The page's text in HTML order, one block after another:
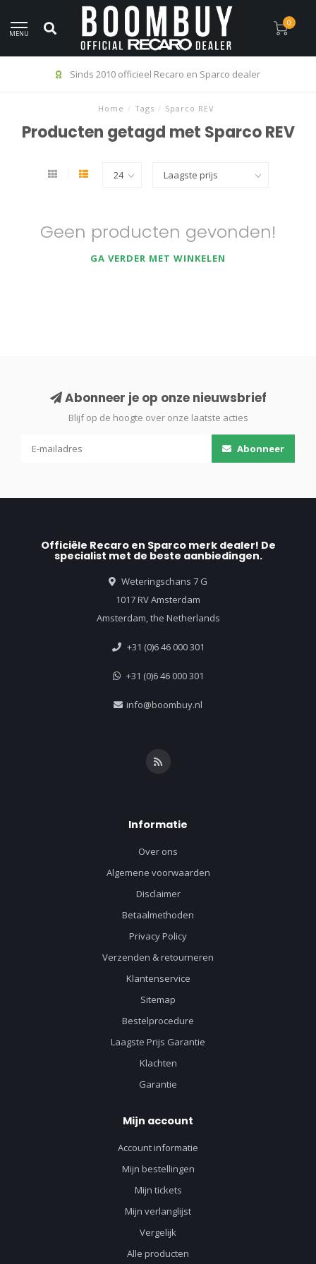
MENU
0
Sinds 2010 officieel Recaro en Sparco dealer
Home / Tags / Sparco REV
Producten getagd met Sparco REV
Geen producten gevonden!
GA VERDER MET WINKELEN
Abonneer je op onze nieuwsbrief
Blijf op de hoogte over onze laatste acties
Abonneer
Officiële Recaro en Sparco merk dealer! De
specialist met de beste aanbiedingen.
Weteringschans 7 G
1017 RV Amsterdam
Amsterdam, the Netherlands
+31 (0)6 46 000 301
+31 (0)6 46 000 301
info@boombuy.nl
Informatie
Over ons
Algemene voorwaarden
Disclaimer
Betaalmethoden
Privacy Policy
Verzenden & retourneren
Klantenservice
Sitemap
Bestelprocedure
Laagste Prijs Garantie
Klachten
Garantie
Mijn account
Account informatie
Mijn bestellingen
Mijn tickets
Mijn verlanglijst
Vergelijk
Alle producten